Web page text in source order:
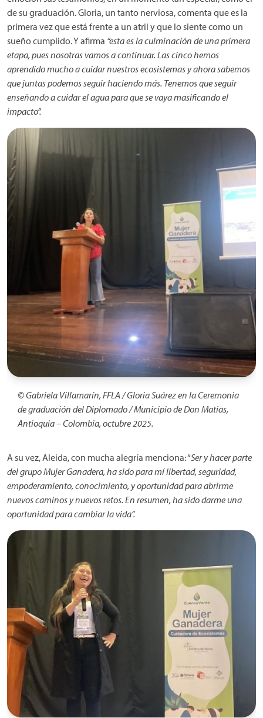
de su graduación. Gloria, un tanto nerviosa, comenta que es la
primera vez que está frente a un atril y que lo siente como un
sueño cumplido. Y afirma “esta es la culminación de una primera
etapa, pues nosotras vamos a continuar. Las cinco hemos
aprendido mucho a cuidar nuestros ecosistemas y ahora sabemos
que juntas podemos seguir haciendo más. Tenemos que seguir
enseñando a cuidar el agua para que se vaya masificando el
impacto”.
Imagen
© Gabriela Villamarín, FFLA / Gloria Suárez en la Ceremonia
de graduación del Diplomado / Municipio de Don Matias,
Antioquia – Colombia, octubre 2025.
A su vez, Aleida, con mucha alegría menciona: “Ser y hacer parte
del grupo Mujer Ganadera, ha sido para mí libertad, seguridad,
empoderamiento, conocimiento, y oportunidad para abrirme
nuevos caminos y nuevos retos. En resumen, ha sido darme una
oportunidad para cambiar la vida”.
Imagen